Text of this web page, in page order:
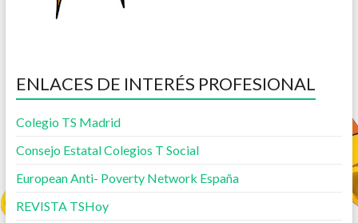
ENLACES DE INTERÉS PROFESIONAL
Colegio TS Madrid
Consejo Estatal Colegios T Social
European Anti- Poverty Network España
REVISTA TSHoy